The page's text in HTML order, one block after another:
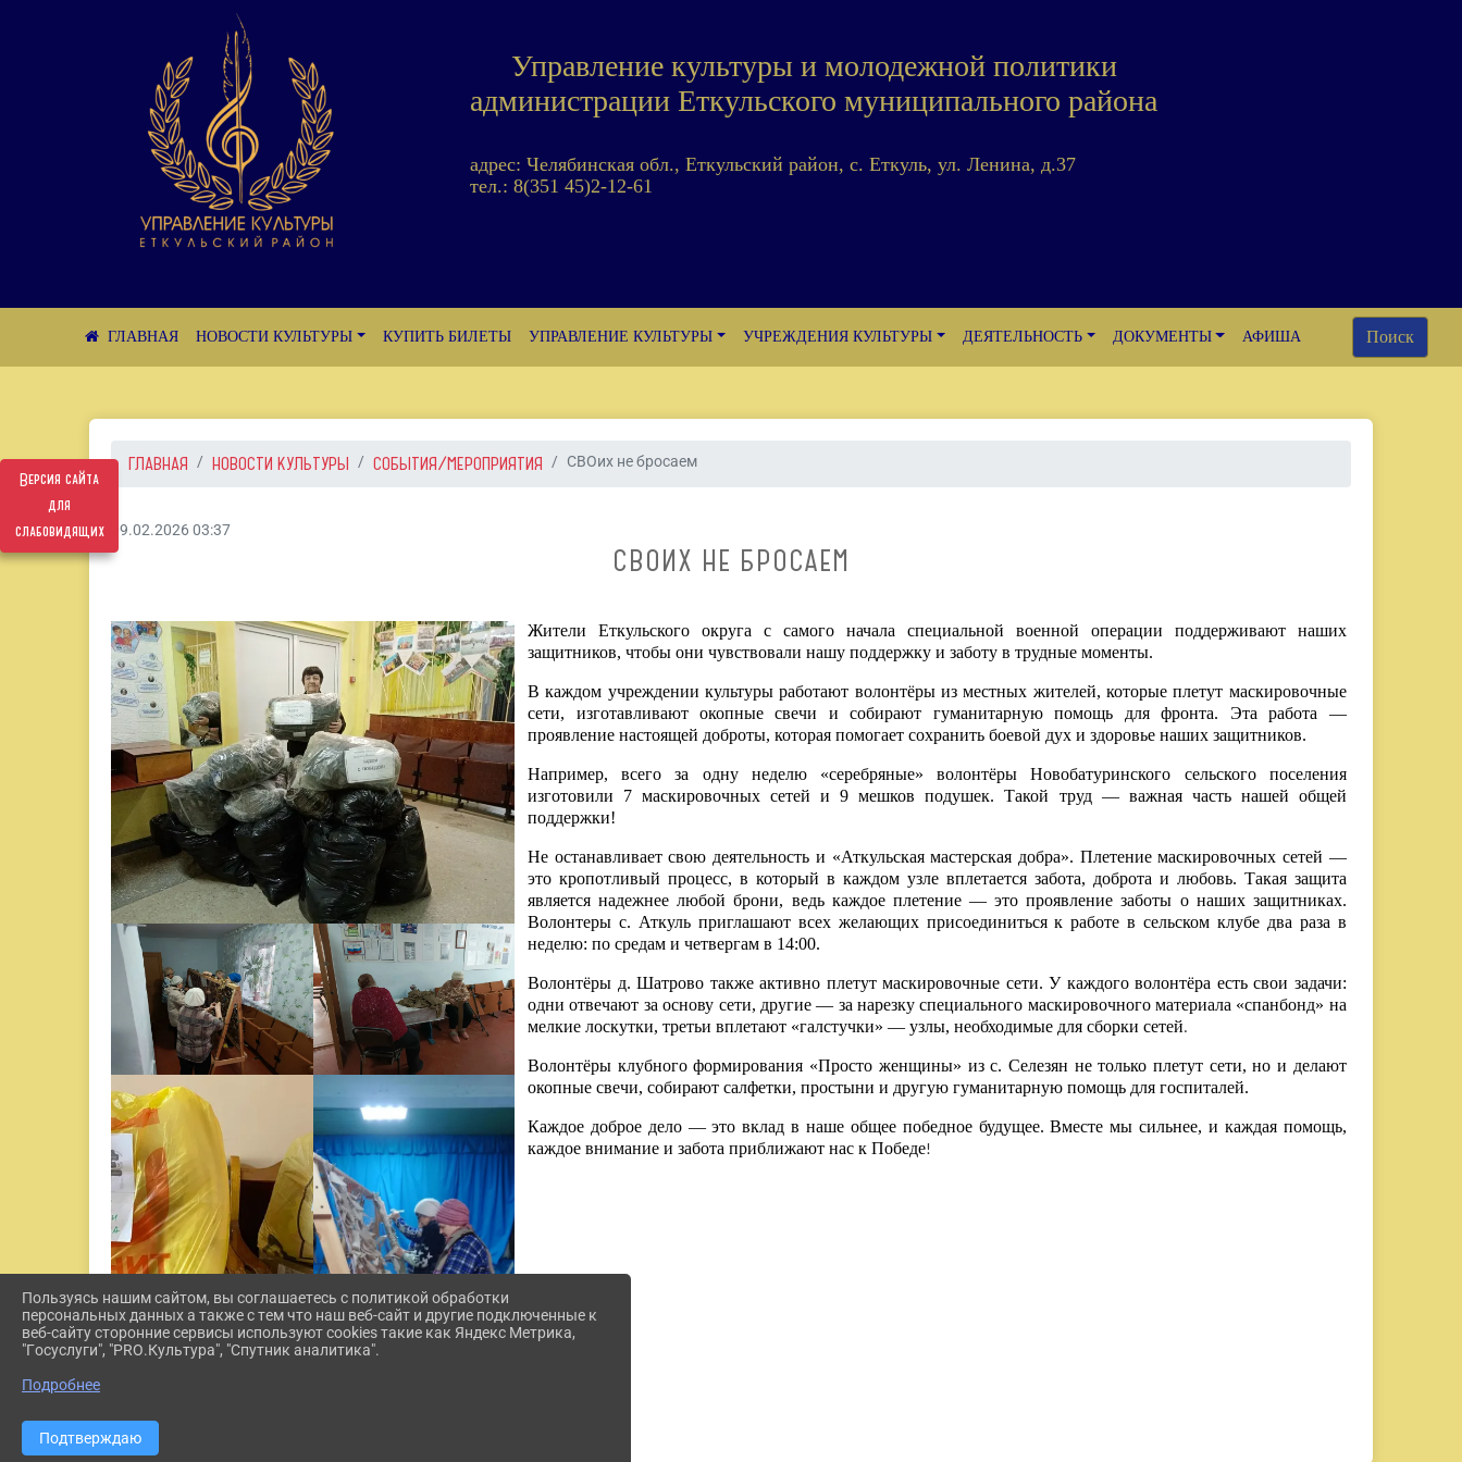
Версия сайта
для
слабовидящих
Управление культуры и молодежной политики
администрации Еткульского муниципального района
адрес: Челябинская обл., Еткульский район, с. Еткуль, ул. Ленина, д.37
тел.: 8(351 45)2-12-61
НОВОСТИ КУЛЬТУРЫ КУПИТЬ БИЛЕТЫ УПРАВЛЕНИЕ КУЛЬТУРЫ УЧРЕЖДЕНИЯ КУЛЬТУРЫ ДЕЯТЕЛЬНОСТЬ ДОКУМЕНТЫ АФИША Поиск
ГЛАВНАЯ НОВОСТИ КУЛЬТУРЫ СОБЫТИЯ/МЕРОПРИЯТИЯ СВОих не бросаем
09.02.2026 03:37
СВОИХ НЕ БРОСАЕМ
Жители Еткульского округа с самого начала специальной военной операции поддерживают наших
защитников, чтобы они чувствовали нашу поддержку и заботу в трудные моменты.
В каждом учреждении культуры работают волонтёры из местных жителей, которые плетут маскировочные
сети, изготавливают окопные свечи и собирают гуманитарную помощь для фронта. Эта работа —
проявление настоящей доброты, которая помогает сохранить боевой дух и здоровье наших защитников.
Например, всего за одну неделю «серебряные» волонтёры Новобатуринского сельского поселения
изготовили 7 маскировочных сетей и 9 мешков подушек. Такой труд — важная часть нашей общей
поддержки!
Не останавливает свою деятельность и «Аткульская мастерская добра». Плетение маскировочных сетей —
это кропотливый процесс, в который в каждом узле вплетается забота, доброта и любовь. Такая защита
является надежнее любой брони, ведь каждое плетение — это проявление заботы о наших защитниках.
Волонтеры с. Аткуль приглашают всех желающих присоединиться к работе в сельском клубе два раза в
неделю: по средам и четвергам в 14:00.
Волонтёры д. Шатрово также активно плетут маскировочные сети. У каждого волонтёра есть свои задачи:
одни отвечают за основу сети, другие — за нарезку специального маскировочного материала «спанбонд» на
мелкие лоскутки, третьи вплетают «галстучки» — узлы, необходимые для сборки сетей.
Волонтёры клубного формирования «Просто женщины» из с. Селезян не только плетут сети, но и делают
окопные свечи, собирают салфетки, простыни и другую гуманитарную помощь для госпиталей.
Каждое доброе дело — это вклад в наше общее победное будущее. Вместе мы сильнее, и каждая помощь,
каждое внимание и забота приближают нас к Победе!
Пользуясь нашим сайтом, вы соглашаетесь с политикой обработки
персональных данных а также с тем что наш веб-сайт и другие подключенные к
веб-сайту сторонние сервисы используют cookies такие как Яндекс Метрика,
"Госуслуги", "PRO.Культура", "Спутник аналитика".
Подробнее
Подтверждаю